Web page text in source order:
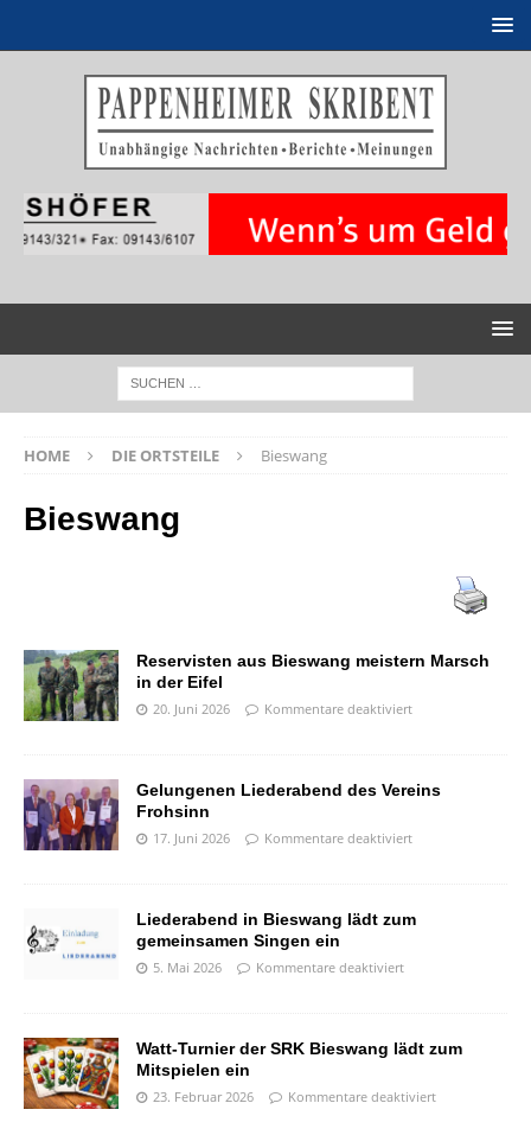
HOME DIE ORTSTEILE Bieswang
Bieswang
Reservisten aus Bieswang meistern Marsch
in der Eifel
20. Juni 2026 Kommentare deaktiviert
Gelungenen Liederabend des Vereins
Frohsinn
17. Juni 2026 Kommentare deaktiviert
Liederabend in Bieswang lädt zum
gemeinsamen Singen ein
5. Mai 2026 Kommentare deaktiviert
Watt-Turnier der SRK Bieswang lädt zum
Mitspielen ein
23. Februar 2026 Kommentare deaktiviert